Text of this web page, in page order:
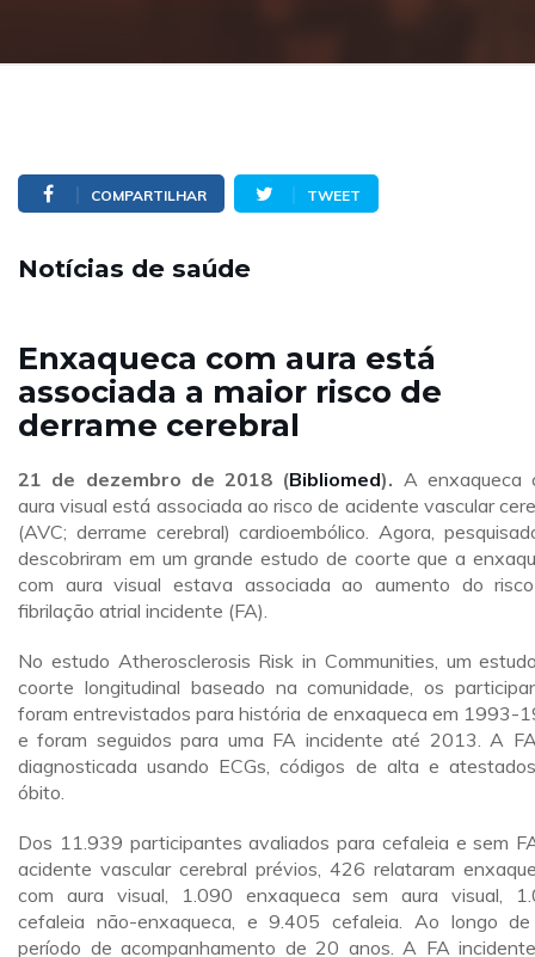
COMPARTILHAR TWEET
Notícias de saúde
Enxaqueca com aura está
associada a maior risco de
derrame cerebral
21 de dezembro de 2018 (Bibliomed). A enxaqueca
aura visual está associada ao risco de acidente vascular
(AVC; derrame cerebral) cardioembólico. Agora,
descobriram em um grande estudo de coorte que a
com aura visual estava associada ao aumento do
fibrilação atrial incidente (FA).
No estudo Atherosclerosis Risk in Communities, um
coorte longitudinal baseado na comunidade, os
foram entrevistados para história de enxaqueca em 1993-
e foram seguidos para uma FA incidente até 2013. A
diagnosticada usando ECGs, códigos de alta e
óbito.
Dos 11.939 participantes avaliados para cefaleia e sem
acidente vascular cerebral prévios, 426 relataram
com aura visual, 1.090 enxaqueca sem aura visual,
cefaleia não-enxaqueca, e 9.405 cefaleia. Ao longo
período de acompanhamento de 20 anos. A FA